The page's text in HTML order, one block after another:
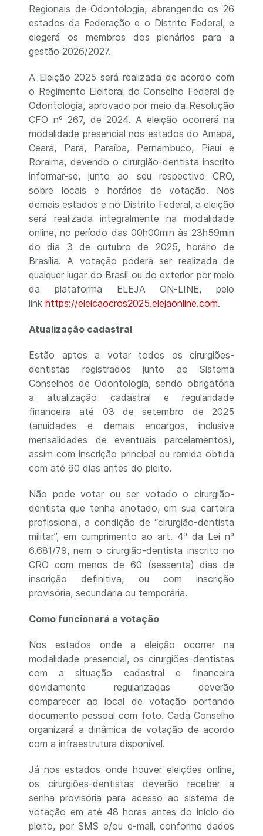
Regionais de Odontologia, abrangendo os 26
estados da Federação e o Distrito Federal, e
elegerá os membros dos plenários para a
gestão 2026/2027.
A Eleição 2025 será realizada de acordo com
o Regimento Eleitoral do Conselho Federal de
Odontologia, aprovado por meio da Resolução
CFO nº 267, de 2024. A eleição ocorrerá na
modalidade presencial nos estados do Amapá,
Ceará, Pará, Paraíba, Pernambuco, Piauí e
Roraima, devendo o cirurgião-dentista inscrito
informar-se, junto ao seu respectivo CRO,
sobre locais e horários de votação. Nos
demais estados e no Distrito Federal, a eleição
será realizada integralmente na modalidade
online, no período das 00h00min às 23h59min
do dia 3 de outubro de 2025, horário de
Brasília. A votação poderá ser realizada de
qualquer lugar do Brasil ou do exterior por meio
da plataforma ELEJA ON-LINE, pelo
link https://eleicaocros2025.elejaonline.com.
Atualização cadastral
Estão aptos a votar todos os cirurgiões-
dentistas registrados junto ao Sistema
Conselhos de Odontologia, sendo obrigatória
a atualização cadastral e regularidade
financeira até 03 de setembro de 2025
(anuidades e demais encargos, inclusive
mensalidades de eventuais parcelamentos),
assim com inscrição principal ou remida obtida
com até 60 dias antes do pleito.
Não pode votar ou ser votado o cirurgião-
dentista que tenha anotado, em sua carteira
profissional, a condição de “cirurgião-dentista
militar”, em cumprimento ao art. 4º da Lei nº
6.681/79, nem o cirurgião-dentista inscrito no
CRO com menos de 60 (sessenta) dias de
inscrição definitiva, ou com inscrição
provisória, secundária ou temporária.
Como funcionará a votação
Nos estados onde a eleição ocorrer na
modalidade presencial, os cirurgiões-dentistas
com a situação cadastral e financeira
devidamente regularizadas deverão
comparecer ao local de votação portando
documento pessoal com foto. Cada Conselho
organizará a dinâmica de votação de acordo
com a infraestrutura disponível.
Já nos estados onde houver eleições online,
os cirurgiões-dentistas deverão receber a
senha provisória para acesso ao sistema de
votação em até 48 horas antes do início do
pleito, por SMS e/ou e-mail, conforme dados